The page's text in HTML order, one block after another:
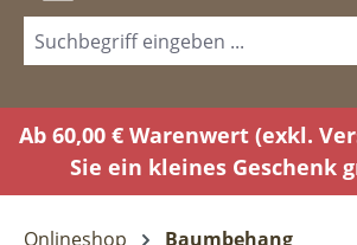
Ab 60,00 € Warenwert (exkl.
Sie ein kleines Geschenk
Onlineshop Baumbehang